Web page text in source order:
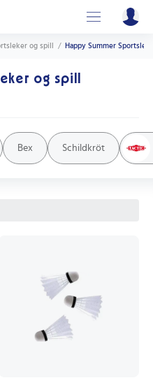
og spill / Happy Summer
og spill
Bex Schildkröt